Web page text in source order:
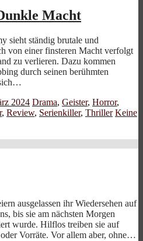
Macht
sieht ständig brutale und
von einer finsteren Macht verfolgt
zu verlieren. Dazu kommen
durch seinen berühmten
2024 Drama, Geister, Horror,
, Review, Serienkiller, Thriller Keine
ausgelassen ihr Wiedersehen auf
bis sie am nächsten Morgen
wurde. Hilflos treiben sie auf
Vorräte. Vor allem aber, ohne…